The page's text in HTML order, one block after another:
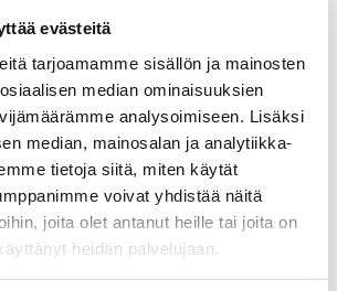
evästeitä
tarjoamamme sisällön ja mainosten
median ominaisuuksien
analysoimiseen. Lisäksi
median, mainosalan ja analytiikka-
tietoja siitä, miten käytät
voivat yhdistää näitä
joita olet antanut heille tai joita on
heidän palvelujaan.
S/K18
OSTA
LIPUT
LIPUT